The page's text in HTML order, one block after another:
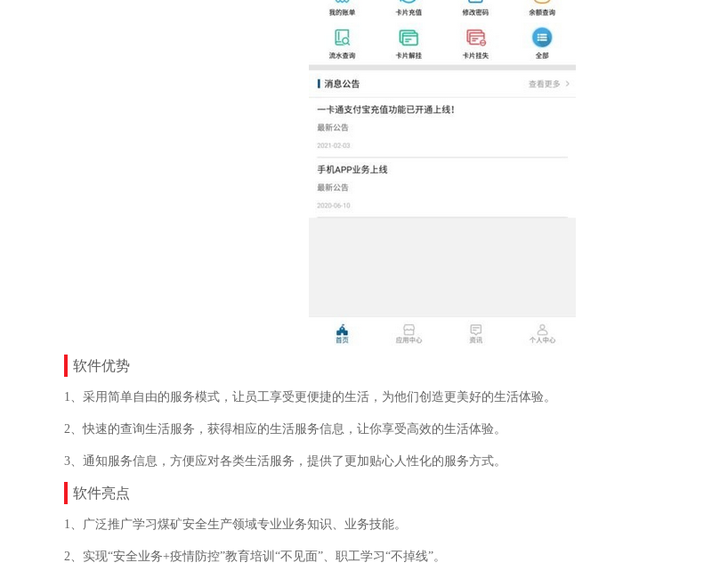
软件优势
1、采用简单自由的服务模式，让员工享受更便捷的生活，为他们创造更美好的生活体验。
2、快速的查询生活服务，获得相应的生活服务信息，让你享受高效的生活体验。
3、通知服务信息，方便应对各类生活服务，提供了更加贴心人性化的服务方式。
软件亮点
1、广泛推广学习煤矿安全生产领域专业业务知识、业务技能。
2、实现“安全业务+疫情防控”教育培训“不见面”、职工学习“不掉线”。